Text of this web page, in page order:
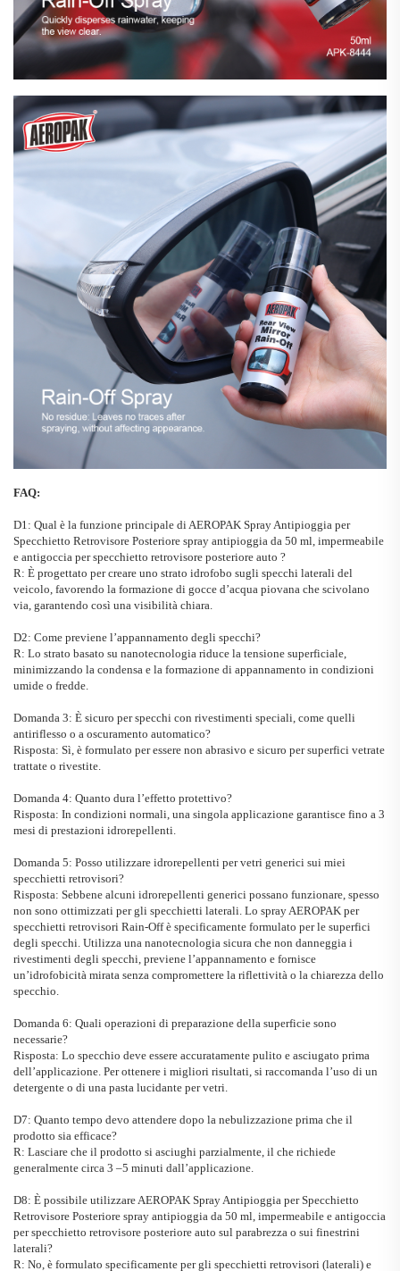
FAQ:
D1: Qual è la funzione principale diAEROPAK Spray Antipioggia per
Specchietto Retrovisore Posteriore spray antipioggia da 50 ml, impermeabile
e antigoccia per specchietto retrovisore posteriore auto ?
R: È progettato per creare uno strato idrofobo sugli specchi laterali del
veicolo, favorendo la formazione di gocce d’acqua piovana che scivolano
via, garantendo così una visibilità chiara.
D2: Come previene l’appannamento degli specchi?
R: Lo strato basato su nanotecnologia riduce la tensione superficiale,
minimizzando la condensa e la formazione di appannamento in condizioni
umide o fredde.
Domanda 3: È sicuro per specchi con rivestimenti speciali, come quelli
antiriflesso o a oscuramento automatico?
Risposta: Sì, è formulato per essere non abrasivo e sicuro per superfici vetrate
trattate o rivestite.
Domanda 4: Quanto dura l’effetto protettivo?
Risposta: In condizioni normali, una singola applicazione garantisce fino a 3
mesi di prestazioni idrorepellenti.
Domanda 5: Posso utilizzare idrorepellenti per vetri generici sui miei
specchietti retrovisori?
Risposta: Sebbene alcuni idrorepellenti generici possano funzionare, spesso
non sono ottimizzati per gli specchietti laterali. Lo spray AEROPAK per
specchietti retrovisori Rain-Off è specificamente formulato per le superfici
degli specchi. Utilizza una nanotecnologia sicura che non danneggia i
rivestimenti degli specchi, previene l’appannamento e fornisce
un’idrofobicità mirata senza compromettere la riflettività o la chiarezza dello
specchio.
Domanda 6: Quali operazioni di preparazione della superficie sono
necessarie?
Risposta: Lo specchio deve essere accuratamente pulito e asciugato prima
dell’applicazione. Per ottenere i migliori risultati, si raccomanda l’uso di un
detergente o di una pasta lucidante per vetri.
D7: Quanto tempo devo attendere dopo la nebulizzazione prima che il
prodotto sia efficace?
R: Lasciare che il prodotto si asciughi parzialmente, il che richiede
generalmente circa 3 –5 minuti dall’applicazione.
D8: È possibile utilizzareAEROPAK Spray Antipioggia per Specchietto
Retrovisore Posteriore spray antipioggia da 50 ml, impermeabile e antigoccia
per specchietto retrovisore posteriore auto sul parabrezza o sui finestrini
laterali?
R: No, è formulato specificamente per gli specchietti retrovisori (laterali) e